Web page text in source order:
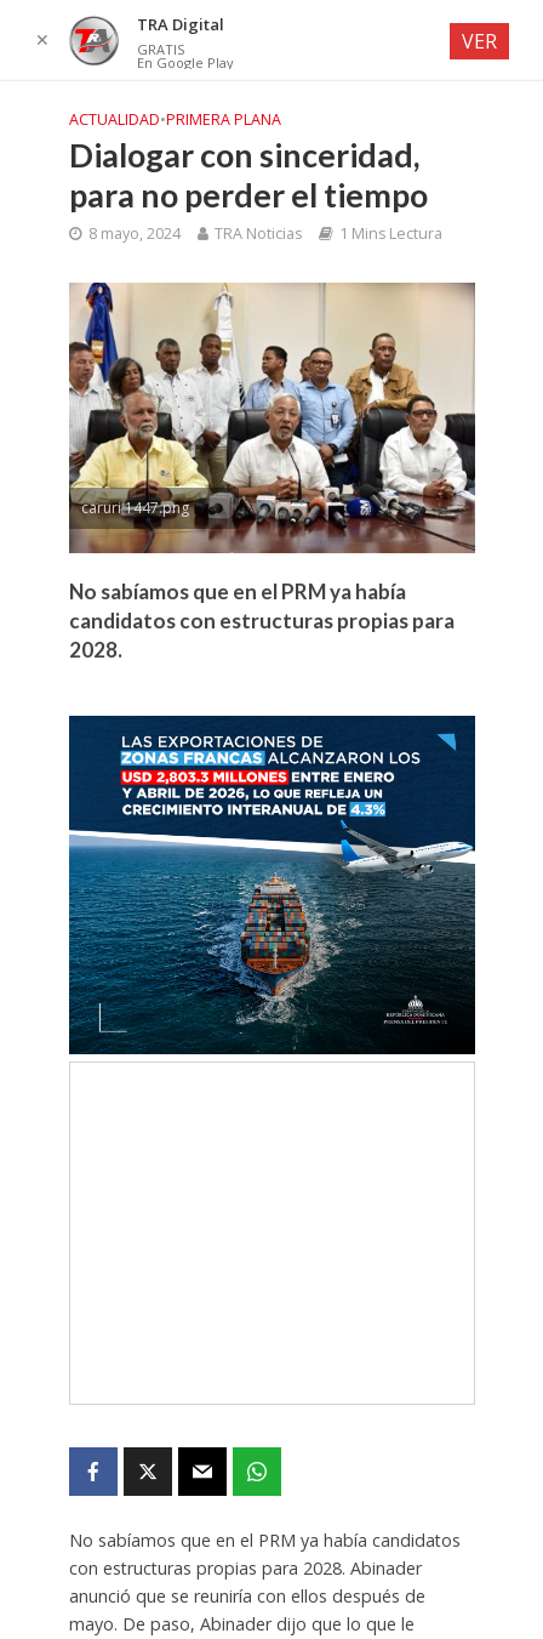
ACTUALIDAD•PRIMERA PLANA
Dialogar con sinceridad,
para no perder el tiempo
8 mayo, 2024 TRA Noticias 1 Mins Lectura
caruri 1447.png
No sabíamos que en el PRM ya había
candidatos con estructuras propias para
2028.
No sabíamos que en el PRM ya había candidatos
con estructuras propias para 2028. Abinader
anunció que se reuniría con ellos después de
mayo. De paso, Abinader dijo que lo que le
✕
TRA Digital
GRATIS
En Google Play
VER